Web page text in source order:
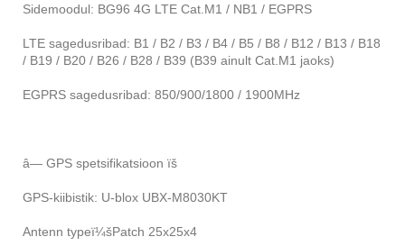
Sidemoodul: BG96 4G LTE Cat.M1 / NB1 / EGPRS
LTE sagedusribad: B1 / B2 / B3 / B4 / B5 / B8 / B12 / B13 / B18
/ B19 / B20 / B26 / B28 / B39 (B39 ainult Cat.M1 jaoks)
EGPRS sagedusribad: 850/900/1800 / 1900MHz
â— GPS spetsifikatsioon ïš
GPS-kiibistik: U-blox UBX-M8030KT
Antenn typeï¼šPatch 25x25x4